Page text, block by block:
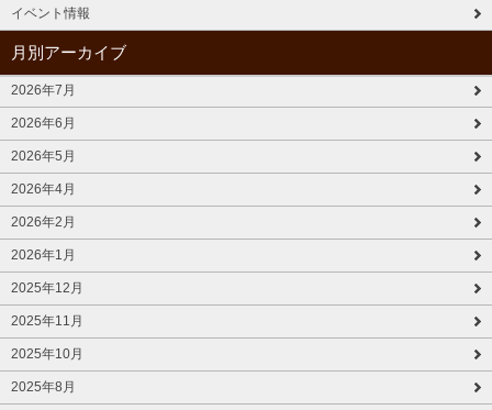
イベント情報
月別アーカイブ
2026年7月
2026年6月
2026年5月
2026年4月
2026年2月
2026年1月
2025年12月
2025年11月
2025年10月
2025年8月